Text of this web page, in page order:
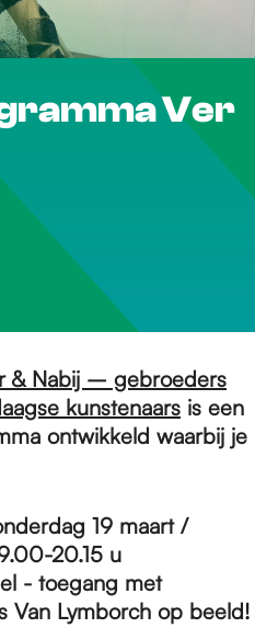
r
d
e
o
m
e
p
Ver
& Nabij – gebroeders
kunstenaars is een
ontwikkeld waarbij je
19 maart /
20.15 u
- toegang met
Van Lymborch op beeld!